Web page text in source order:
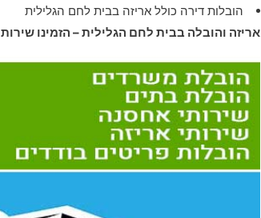
הובלות דירה כולל אריזה בבית לחם הגלילית
אריזה והובלה בבית לחם הגלילית – הזמינו